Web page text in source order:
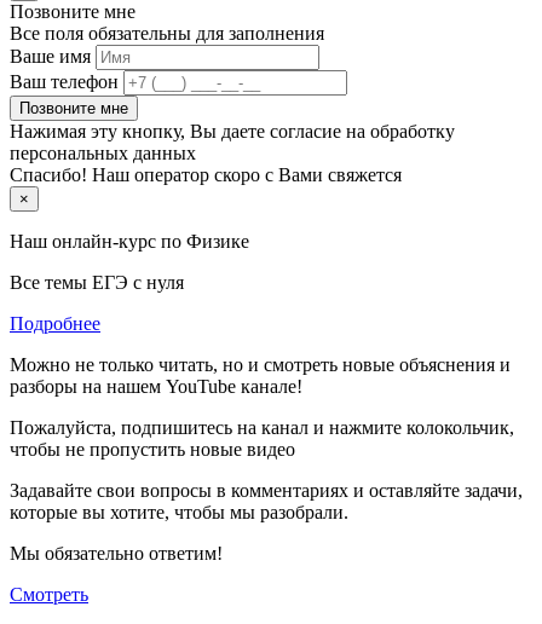
Позвоните мне
Все поля обязательны для заполнения
Ваше имя
Ваш телефон
Позвоните мне
Нажимая эту кнопку, Вы даете согласие на обработку
персональных данных
Спасибо! Наш оператор скоро с Вами свяжется
×
Наш онлайн-курс по Физике
Все темы ЕГЭ с нуля
Подробнее
Можно не только читать, но и смотреть новые объяснения и
разборы на нашем YouTube канале!
Пожалуйста, подпишитесь на канал и нажмите колокольчик,
чтобы не пропустить новые видео
Задавайте свои вопросы в комментариях и оставляйте задачи,
которые вы хотите, чтобы мы разобрали.
Мы обязательно ответим!
Смотреть